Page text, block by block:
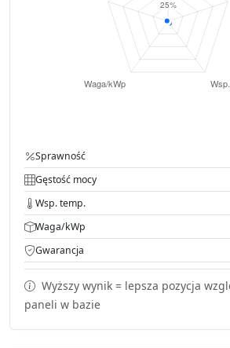
Sprawność
Gęstość mocy
Wsp. temp.
Waga/kWp
Gwarancja
Wyższy wynik = lepsza pozycja
paneli w bazie